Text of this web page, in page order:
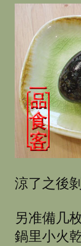
涼了之後
另准備几
鍋里小火